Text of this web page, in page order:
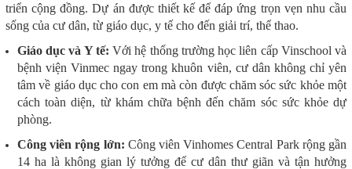
triển cộng đồng. Dự án được thiết kế để đáp ứng trọn vẹn nhu cầu
sống của cư dân, từ giáo dục, y tế cho đến giải trí, thể thao.
Giáo dục và Y tế:Với hệ thống trường học liên cấp Vinschool và
bệnh viện Vinmec ngay trong khuôn viên, cư dân không chỉ yên
tâm về giáo dục cho con em mà còn được chăm sóc sức khỏe một
cách toàn diện, từ khám chữa bệnh đến chăm sóc sức khỏe dự
phòng.
Công viên rộng lớn: Công viên Vinhomes Central Park rộng gần
14 ha là không gian lý tưởng để cư dân thư giãn và tận hưởng